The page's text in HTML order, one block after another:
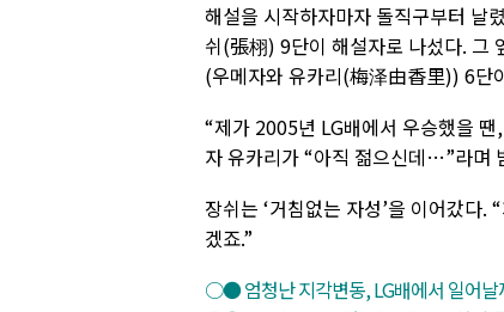
해설을 시작하자마자 돌직구부터 날
쉬(張栩) 9단이 해설자로 나섰다. 그
(우메자와 유카리(梅泽由香里)) 6단
“제가 2005년 LG배에서 우승했을
자 유카리가 “아직 젊으신데…”라며
장쉬는 ‘거침없는 자성’을 이어갔다
겠죠.”
○● 엄청난 지각변동, LG배에서 일어